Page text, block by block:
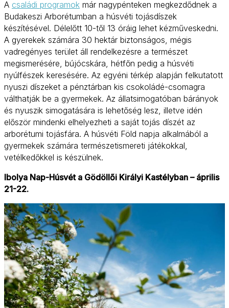
A családi programok már nagypénteken megkezdődnek a
Budakeszi Arborétumban a húsvéti tojásdíszek
készítésével. Délelőtt 10-től 13 óráig lehet kézműveskedni.
A gyerekek számára 30 hektár biztonságos, mégis
vadregényes terület áll rendelkezésre a természet
megismerésére, bújócskára, hétfőn pedig a húsvéti
nyúlfészek keresésére. Az egyéni térkép alapján felkutatott
nyuszi díszeket a pénztárban kis csokoládé-csomagra
válthatják be a gyermekek. Az állatsimogatóban bárányok
és nyuszik simogatására is lehetőség lesz, illetve idén
először mindenki elhelyezheti a saját tojás díszét az
arborétumi tojásfára. A húsvéti Föld napja alkalmából a
gyermekek számára természetismereti játékokkal,
vetélkedőkkel is készülnek.
Ibolya Nap-Húsvét a Gödöllői Királyi Kastélyban – április
21-22.